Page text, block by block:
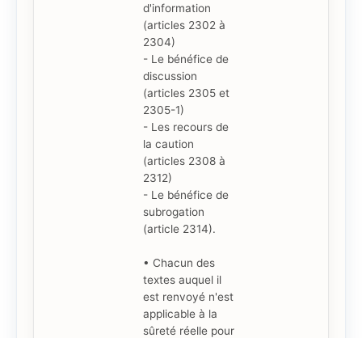
d'information
(articles 2302 à
2304)
- Le bénéfice de
discussion
(articles 2305 et
2305-1)
- Les recours de
la caution
(articles 2308 à
2312)
- Le bénéfice de
subrogation
(article 2314).
• Chacun des
textes auquel il
est renvoyé n'est
applicable à la
sûreté réelle pour